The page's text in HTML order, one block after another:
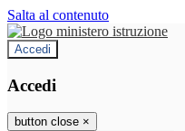
Salta al contenuto
Accedi
Accedi
button close ×